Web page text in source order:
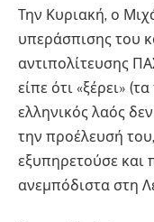
Την Κυριακή, ο
υπεράσπισης του
αντιπολίτευσης
είπε ότι «ξέρει»
ελληνικός λαός
την προέλευσή
εξυπηρετούσε και
ανεμπόδιστα στη